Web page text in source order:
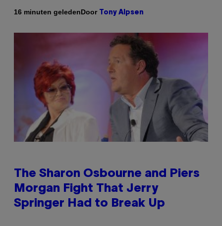
16 minuten geledenDoor Tony Alpsen
The Sharon Osbourne and Piers
Morgan Fight That Jerry
Springer Had to Break Up